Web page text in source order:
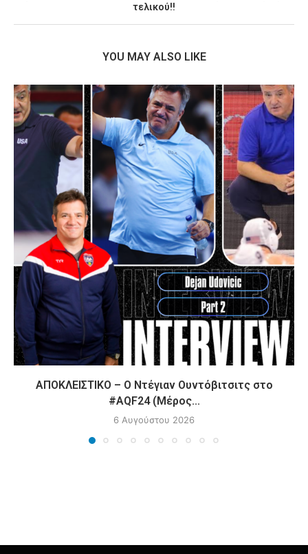
τελικού!!
YOU MAY ALSO LIKE
ΑΠΟΚΛΕΙΣΤΙΚΟ – Ο Ντέγιαν Ουντόβιτσιτς στο
#AQF24 (Μέρος...
6 Αυγούστου 2026